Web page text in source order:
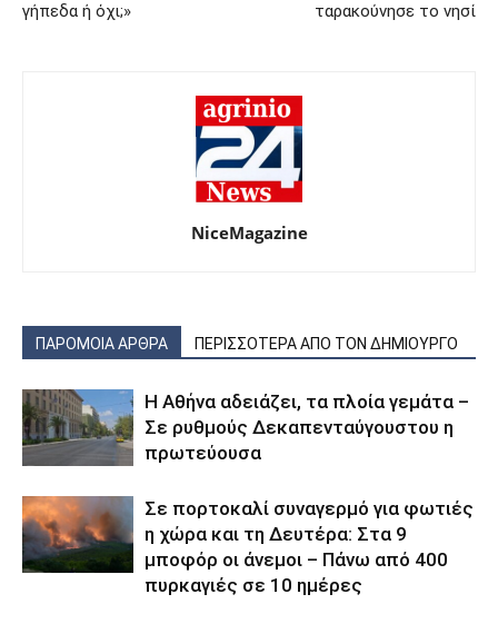
γήπεδα ή όχι;»
ταρακούνησε το νησί
NiceMagazine
ΠΑΡΟΜΟΙΑ ΑΡΘΡΑ ΠΕΡΙΣΣΟΤΕΡΑ ΑΠΟ ΤΟΝ ΔΗΜΙΟΥΡΓΟ
Η Αθήνα αδειάζει, τα πλοία γεμάτα –
Σε ρυθμούς Δεκαπενταύγουστου η
πρωτεύουσα
Σε πορτοκαλί συναγερμό για φωτιές
η χώρα και τη Δευτέρα: Στα 9
μποφόρ οι άνεμοι – Πάνω από 400
πυρκαγιές σε 10 ημέρες